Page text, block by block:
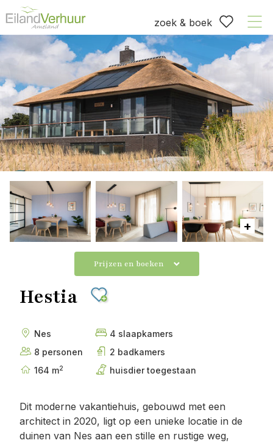
zoek & boek
Prijzen en boeken
Hestia
Nes
4 slaapkamers
8 personen
2 badkamers
164 m2 huisdier toegestaan
Dit moderne vakantiehuis, gebouwd met een
architect in 2020, ligt op een unieke locatie in de
duinen van Nes aan een stille en rustige weg,